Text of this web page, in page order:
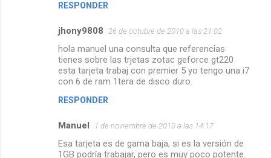
RESPONDER
jhony9808 26 de octubre de 2010 a las 21:02
hola manuel una consulta que referencias
tienes sobre las trjetas zotac geforce gt220
esta tarjeta trabaj con premier 5 yo tengo una i7
con 6 de ram 1tera de disco duro.
RESPONDER
Manuel 1 de noviembre de 2010 a las 14:17
Esa tarjeta es de gama baja, si es la versión de
1GB podría trabajar, pero es muy poco potente.